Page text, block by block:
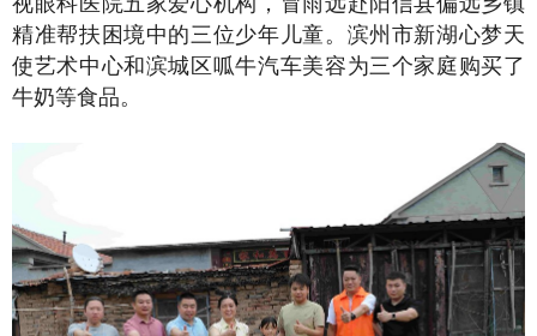
精准帮扶困境中的三位少年儿童。滨州市新湖心梦天
使艺术中心和滨城区呱牛汽车美容为三个家庭购买了
牛奶等食品。